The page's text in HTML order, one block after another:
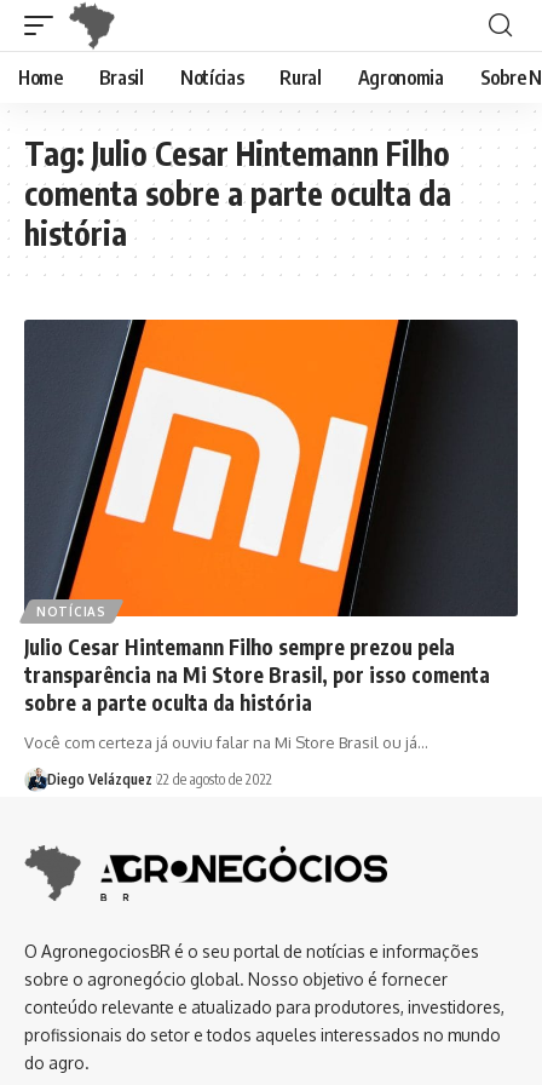
Home Brasil Notícias Rural Agronomia Sobre
Tag: Julio Cesar Hintemann Filho
comenta sobre a parte oculta da
história
NOTÍCIAS
Julio Cesar Hintemann Filho sempre prezou pela
transparência na Mi Store Brasil, por isso comenta
sobre a parte oculta da história
Você com certeza já ouviu falar na Mi Store Brasil ou já…
Diego Velázquez 22 de agosto de 2022
O AgronegociosBR é o seu portal de notícias e informações
sobre o agronegócio global. Nosso objetivo é fornecer
conteúdo relevante e atualizado para produtores, investidores,
profissionais do setor e todos aqueles interessados no mundo
do agro.